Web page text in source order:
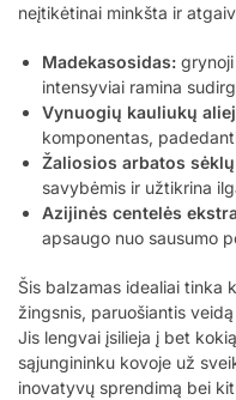
neįtikėtinai minkšta ir
Madekasosidas:
intensyviai ramina
Vynuogių kauliukų
komponentas,
Žaliosios arbatos
savybėmis ir užtikrina
Azijinės centelės
apsaugo nuo sausumo
Šis balzamas idealiai tinka
žingsnis, paruošiantis
Jis lengvai įsilieja į bet
sąjungininku kovoje už
inovatyvų sprendimą bei